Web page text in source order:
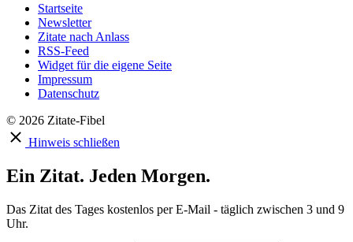
Startseite
Newsletter
Zitate nach Anlass
RSS-Feed
Widget für die eigene Seite
Impressum
Datenschutz
© 2026 Zitate-Fibel
Hinweis schließen
Ein Zitat. Jeden Morgen.
Das Zitat des Tages kostenlos per E-Mail - täglich zwischen 3 und 9
Uhr.